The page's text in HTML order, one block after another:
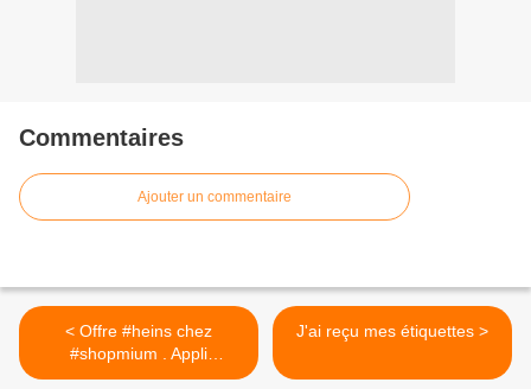
Commentaires
Ajouter un commentaire
< Offre #heins chez
#shopmium . Appli
Shopmium : code parrain
J'ai reçu mes étiquettes >